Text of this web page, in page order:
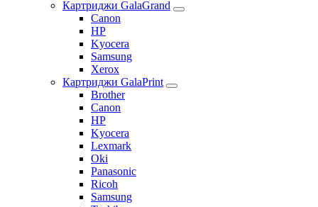
Картриджи GalaGrand
Canon
HP
Kyocera
Samsung
Xerox
Картриджи GalaPrint
Brother
Canon
HP
Kyocera
Lexmark
Oki
Panasonic
Ricoh
Samsung